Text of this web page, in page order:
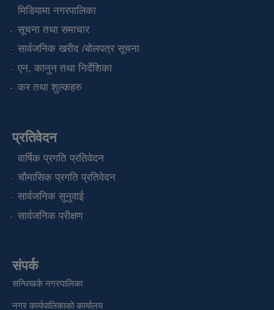
मिडियामा नगरपालिका
सूचना तथा समाचार
सार्वजनिक खरीद /बोलपत्र सूचना
एन, कानुन तथा निर्देशिका
कर तथा शुल्कहरु
प्रतिवेदन
वार्षिक प्रगति प्रतिवेदन
चौमासिक प्रगति प्रतिवेदन
सार्वजनिक सुनुवाई
सार्वजनिक परीक्षण
संपर्क
सन्धिखर्क नगरपालिका
नगर कार्यपालिकाको कार्यालय